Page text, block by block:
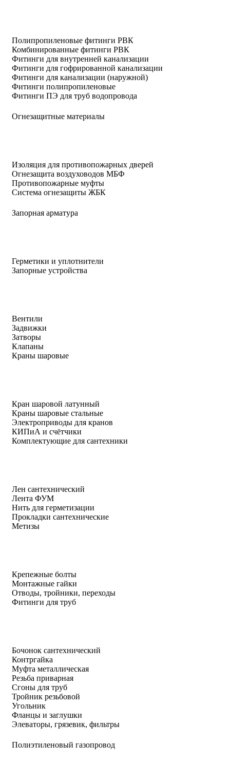
Полипропиленовые фитинги РВК
Комбинированные фитинги РВК
Фитинги для внутренней канализации
Фитинги для гофрированной канализации
Фитинги для канализации (наружной)
Фитинги полипропиленовые
Фитинги ПЭ для труб водопровода
Огнезащитные материалы
Изоляция для противопожарных дверей
Огнезащита воздуховодов МБФ
Противопожарные муфты
Система огнезащиты ЖБК
Запорная арматура
Герметики и уплотнители
Запорные устройства
Вентили
Задвижки
Затворы
Клапаны
Краны шаровые
Кран шаровой латунный
Краны шаровые стальные
Электроприводы для кранов
КИПиА и счётчики
Комплектующие для сантехники
Лен сантехнический
Лента ФУМ
Нить для герметизации
Прокладки сантехнические
Метизы
Крепежные болты
Монтажные гайки
Отводы, тройники, переходы
Фитинги для труб
Бочонок сантехнический
Контргайка
Муфта металлическая
Резьба приварная
Сгоны для труб
Тройник резьбовой
Угольник
Фланцы и заглушки
Элеваторы, грязевик, фильтры
Полиэтиленовый газопровод